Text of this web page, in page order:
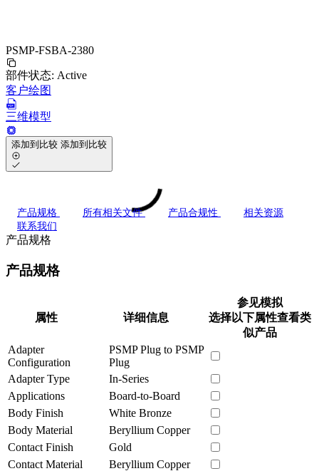
PSMP-FSBA-2380
部件状态: Active
客户绘图
三维模型
添加到比较 添加到比较
产品规格 所有相关文件 产品合规性
相关资源
联系我们
产品规格
产品规格
属性 详细信息
参见模拟
选择以下属性查看类
似产品
Adapter
Configuration
PSMP Plug to PSMP
Plug
Adapter Type
In-Series
Applications
Board-to-Board
Body Finish
White Bronze
Body Material
Beryllium Copper
Contact Finish
Gold
Contact Material
Beryllium Copper